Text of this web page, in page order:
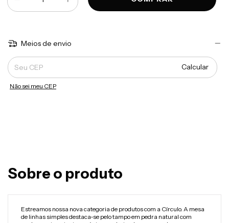
Meios de envio
Entregas para o CEP:
Calcular
Não sei meu CEP
Sobre o produto
Estreamos nossa nova categoria de produtos com a Círculo. A mesa
de linhas simples destaca-se pelo tampo em pedra natural com